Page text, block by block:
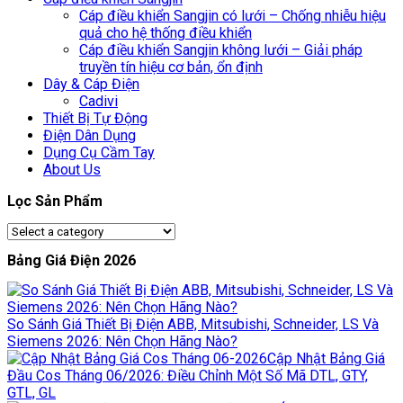
Cáp điều khiển Sangjin có lưới – Chống nhiễu hiệu
quả cho hệ thống điều khiển
Cáp điều khiển Sangjin không lưới – Giải pháp
truyền tín hiệu cơ bản, ổn định
Dây & Cáp Điện
Cadivi
Thiết Bị Tự Động
Điện Dân Dụng
Dụng Cụ Cầm Tay
About Us
Lọc Sản Phẩm
Bảng Giá Điện 2026
So Sánh Giá Thiết Bị Điện ABB, Mitsubishi, Schneider, LS Và
Siemens 2026: Nên Chọn Hãng Nào?
Cập Nhật Bảng Giá
Đầu Cos Tháng 06/2026: Điều Chỉnh Một Số Mã DTL, GTY,
GTL, GL